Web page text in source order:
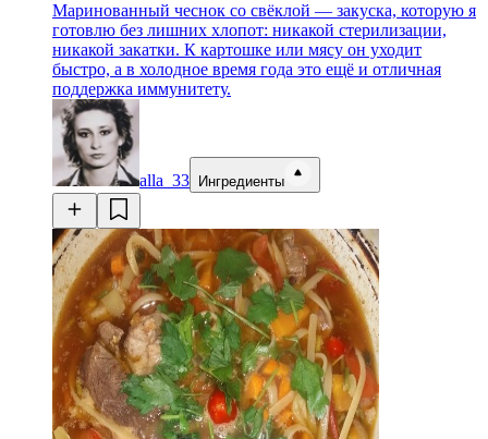
Маринованный чеснок со свёклой — закуска, которую я
готовлю без лишних хлопот: никакой стерилизации,
никакой закатки. К картошке или мясу он уходит
быстро, а в холодное время года это ещё и отличная
поддержка иммунитету.
alla_33 Ингредиенты